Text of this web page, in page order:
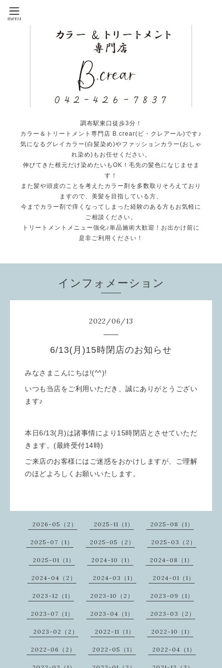
調布駅東口徒歩3分！
カラー＆トリートメント専門店 B.crear(ビ・クレアール)です♪
気になるグレイカラー(白髪染め)やファッションカラー(おしゃ
れ染め)もお任せください。
伸びてきた根元だけ染めたいもOK！毛先の髪色になじませま
す！
また髪や頭皮のことを考えたカラー剤を多数取りそろえており
ますので、美髪を目指している方、
今までカラー剤で痒くなってしまった経験のある方もお気軽に
ご相談ください。
トリートメントメニュー強化♪単品施術大歓迎！お出かけ前に
是非ご利用ください！
インフォメーション
2022/06/13
6/13(月)15時閉店のお知らせ
みなさまこんにちは!(^^)!
いつも当店をご利用いただき、誠にありがとうござい
ます♪
本日6/13(月)は諸事情により15時閉店とさせていただ
きます。(最終受付14時)
ご来店のお客様にはご迷惑をおかけしますが、ご理解
のほどよろしくお願いいたします。
2026-05（2） 2025-11（1） 2025-08（1）
2025-07（1） 2025-05（2） 2025-03（2）
2025-01（1） 2024-10（1） 2024-08（1）
2024-04（2） 2024-03（1） 2024-01（1）
2023-12（1） 2023-10（2） 2023-09（1）
2023-07（1） 2023-04（1） 2023-03（2）
2023-02（2） 2022-11（1） 2022-10（1）
2022-06（2） 2022-05（1） 2022-04（1）